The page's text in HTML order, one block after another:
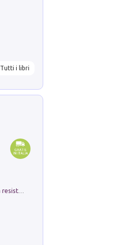
Tutti i libri